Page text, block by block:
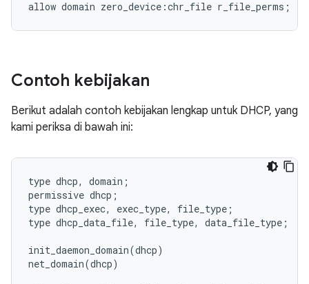
Contoh kebijakan
Berikut adalah contoh kebijakan lengkap untuk DHCP, yang
kami periksa di bawah ini:
type dhcp, domain;
permissive dhcp;
type dhcp_exec, exec_type, file_type;
type dhcp_data_file, file_type, data_file_type;
init_daemon_domain(dhcp)
net_domain(dhcp)